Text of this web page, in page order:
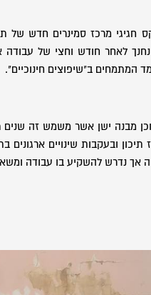
חגיגי מרכז סמינרים חדש של
לאחר חודש וחצי של עבודה
המתמחים ב"שיפוצים חינוכיים".
מבנה ישן אשר משמש זה
ובעקבות שינויים
אך נדרש להשקיע בו עבודה